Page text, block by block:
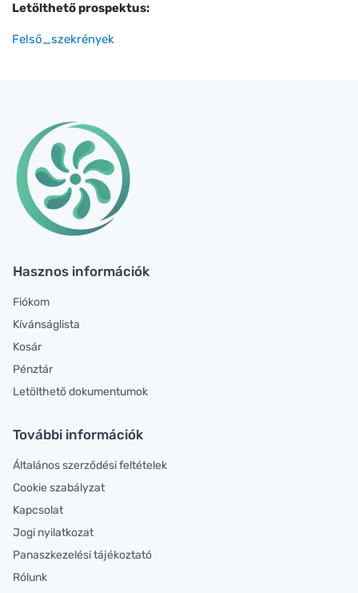
Letölthető prospektus:
Felső_szekrények
Hasznos információk
Fiókom
Kívánságlista
Kosár
Pénztár
Letölthető dokumentumok
További információk
Általános szerződési feltételek
Cookie szabályzat
Kapcsolat
Jogi nyilatkozat
Panaszkezelési tájékoztató
Rólunk